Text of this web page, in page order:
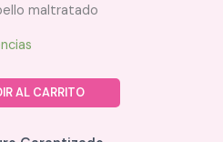
maltratado
AL CARRITO